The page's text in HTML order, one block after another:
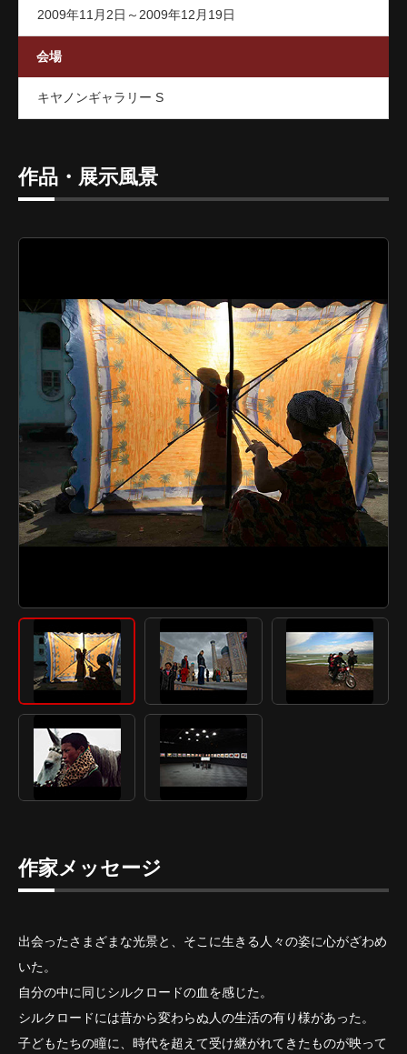
会場
2009年11月2日～2009年12月19日
キヤノンギャラリー S
作品・展示風景
作家メッセージ
出会ったさまざまな光景と、そこに生きる人々の姿に心がざわめ
いた。
自分の中に同じシルクロードの血を感じた。
シルクロードには昔から変わらぬ人の生活の有り様があった。
子どもたちの瞳に、時代を超えて受け継がれてきたものが映って